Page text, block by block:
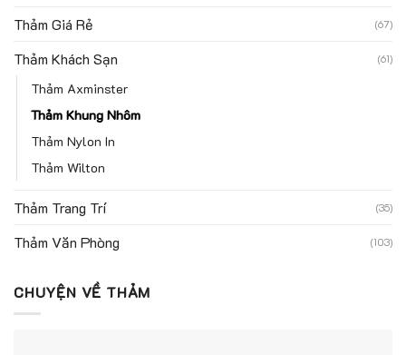
Thảm Giá Rẻ (67)
Thảm Khách Sạn (61)
Thảm Axminster
Thảm Khung Nhôm
Thảm Nylon In
Thảm Wilton
Thảm Trang Trí (35)
Thảm Văn Phòng (103)
CHUYỆN VỀ THẢM